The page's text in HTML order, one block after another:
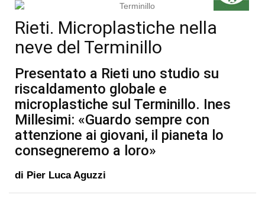
Rieti. Microplastiche nella
neve del Terminillo
Presentato a Rieti uno studio su
riscaldamento globale e
microplastiche sul Terminillo. Ines
Millesimi: «Guardo sempre con
attenzione ai giovani, il pianeta lo
consegneremo a loro»
di Pier Luca Aguzzi